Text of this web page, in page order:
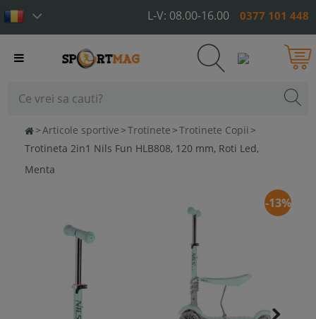
L-V: 08.00-16.00 0377 101 448
Toggle
>Articole sportive >Trotinete >Trotinete Copii >
Trotineta 2in1 Nils Fun HLB808, 120 mm, Roti Led,
Menta
-13%